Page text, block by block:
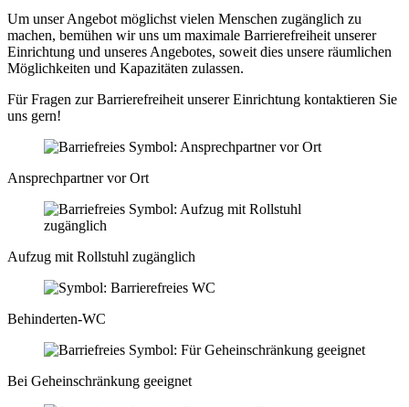
Um unser Angebot möglichst vielen Menschen zugänglich zu
machen, bemühen wir uns um maximale Barrierefreiheit unserer
Einrichtung und unseres Angebotes, soweit dies unsere räumlichen
Möglichkeiten und Kapazitäten zulassen.
Für Fragen zur Barrierefreiheit unserer Einrichtung kontaktieren Sie
uns gern!
Ansprechpartner vor Ort
Aufzug mit Rollstuhl zugänglich
Behinderten-WC
Bei Geheinschränkung geeignet